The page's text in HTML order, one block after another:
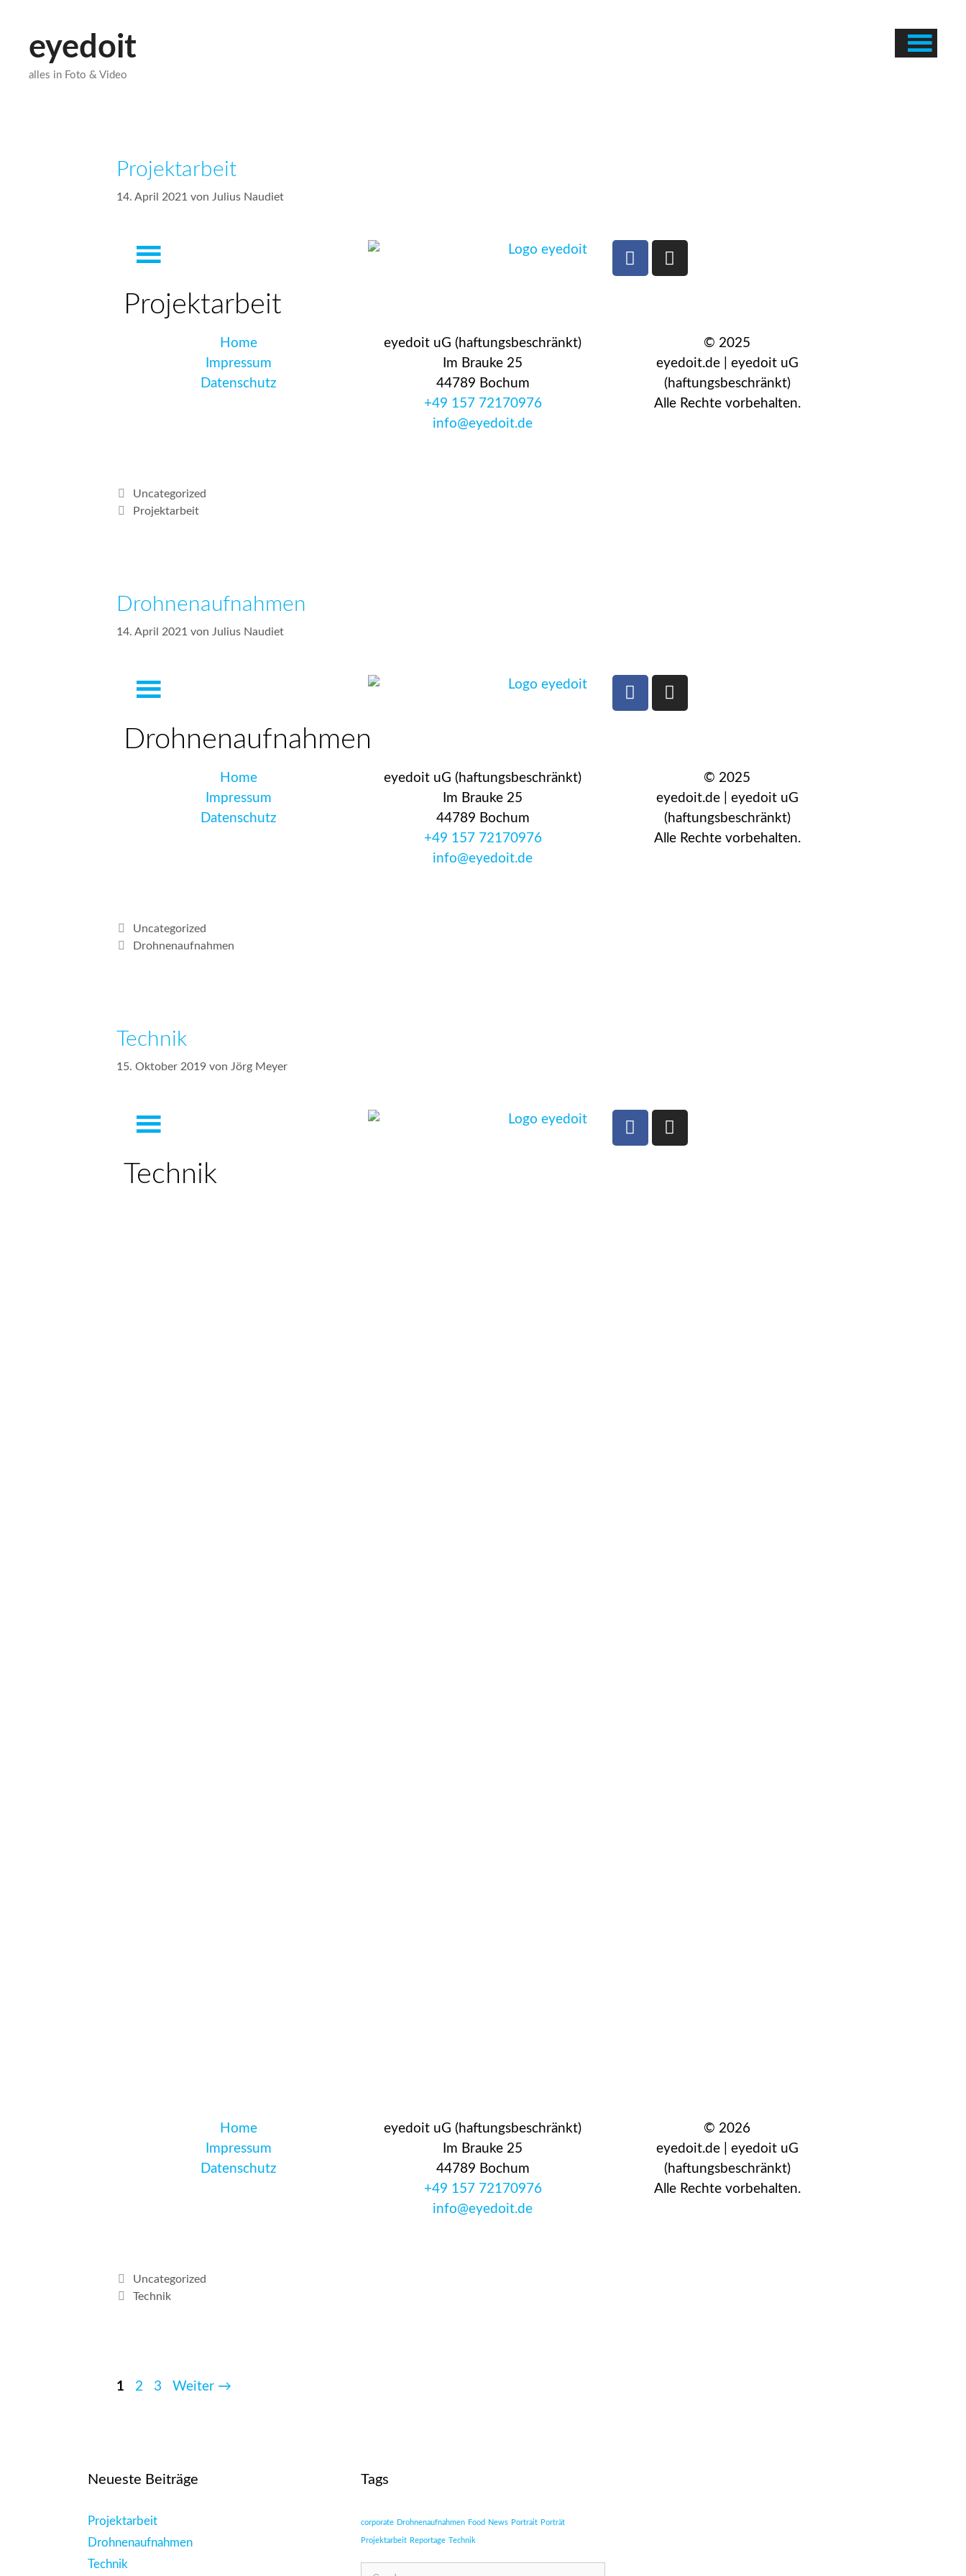
eyedoit
alles in Foto & Video
Projektarbeit
14. April 2021 von Julius Naudiet
Projektarbeit
Home
Impressum
Datenschutz
eyedoit uG (haftungsbeschränkt)
Im Brauke 25
44789 Bochum
+49 157 72170976
info@eyedoit.de
© 2025
eyedoit.de | eyedoit uG
(haftungsbeschränkt)
Alle Rechte vorbehalten.
Uncategorized
Projektarbeit
Drohnenaufnahmen
14. April 2021 von Julius Naudiet
Drohnenaufnahmen
Home
Impressum
Datenschutz
eyedoit uG (haftungsbeschränkt)
Im Brauke 25
44789 Bochum
+49 157 72170976
info@eyedoit.de
© 2025
eyedoit.de | eyedoit uG
(haftungsbeschränkt)
Alle Rechte vorbehalten.
Uncategorized
Drohnenaufnahmen
Technik
15. Oktober 2019 von Jörg Meyer
Technik
Home
Impressum
Datenschutz
eyedoit uG (haftungsbeschränkt)
Im Brauke 25
44789 Bochum
+49 157 72170976
info@eyedoit.de
© 2026
eyedoit.de | eyedoit uG
(haftungsbeschränkt)
Alle Rechte vorbehalten.
Uncategorized
Technik
1 2 3 Weiter →
Neueste Beiträge
Projektarbeit
Drohnenaufnahmen
Technik
Tags
corporate Drohnenaufnahmen Food News Portrait Porträt
Projektarbeit Reportage Technik